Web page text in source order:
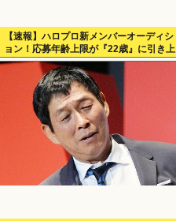
【速報】ハロプロ新メンバーオーディシ
ョン！応募年齢上限が『22歳』に引き上
げられる